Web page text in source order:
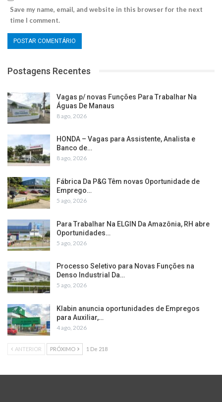
Save my name, email, and website in this browser for the next
time I comment.
Postagens Recentes
Vagas p/ novas Funções Para Trabalhar Na
Águas De Manaus
8 ago, 2026
HONDA – Vagas para Assistente, Analista e
Banco de…
8 ago, 2026
Fábrica Da P&G Têm novas Oportunidade de
Emprego…
5 ago, 2026
Para Trabalhar Na ELGIN Da Amazônia, RH abre
Oportunidades…
5 ago, 2026
Processo Seletivo para Novas Funções na
Denso Industrial Da…
5 ago, 2026
Klabin anuncia oportunidades de Empregos
para Auxiliar,…
4 ago, 2026
ANTERIOR PRÓXIMO 1 De 218